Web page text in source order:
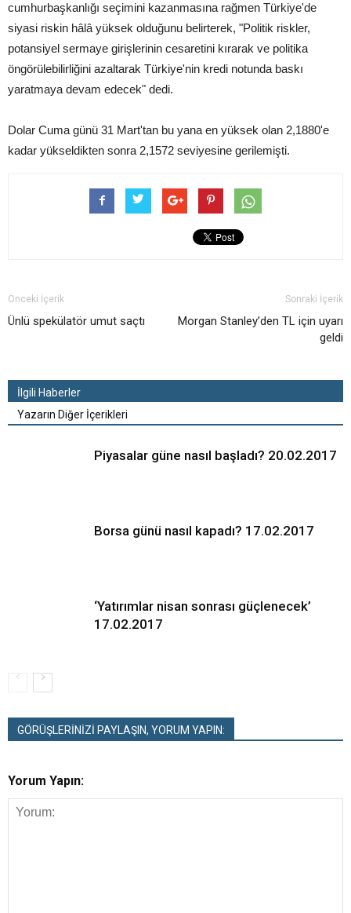
cumhurbaşkanlığı seçimini kazanmasına rağmen Türkiye'de
siyasi riskin hâlâ yüksek olduğunu belirterek, "Politik riskler,
potansiyel sermaye girişlerinin cesaretini kırarak ve politika
öngörülebilirliğini azaltarak Türkiye'nin kredi notunda baskı
yaratmaya devam edecek" dedi.
Dolar Cuma günü 31 Mart'tan bu yana en yüksek olan 2,1880'e
kadar yükseldikten sonra 2,1572 seviyesine gerilemişti.
Önceki İçerik
Ünlü spekülatör umut saçtı
Sonraki İçerik
Morgan Stanley’den TL için uyarı
geldi
İlgili Haberler
Yazarın Diğer İçerikleri
Piyasalar güne nasıl başladı? 20.02.2017
Borsa günü nasıl kapadı? 17.02.2017
‘Yatırımlar nisan sonrası güçlenecek’
17.02.2017
GÖRÜŞLERİNİZİ PAYLAŞIN, YORUM YAPIN:
Yorum Yapın: